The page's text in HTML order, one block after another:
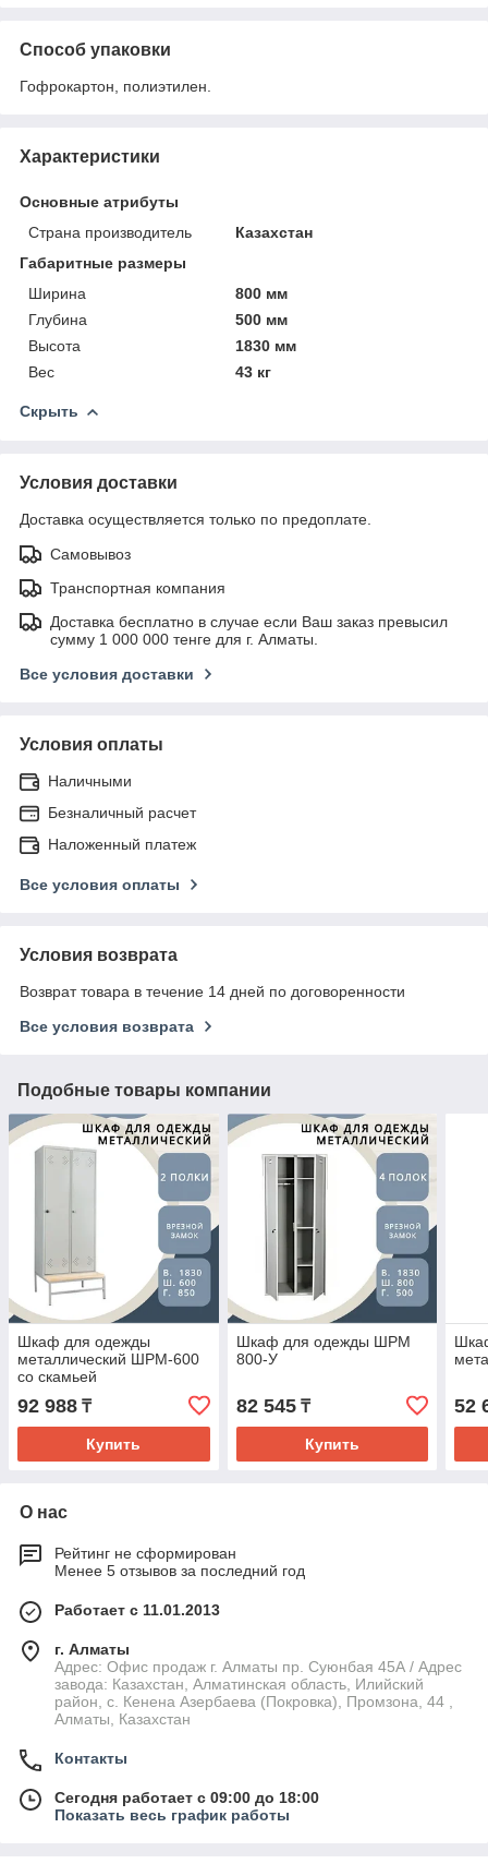
Способ упаковки
Гофрокартон, полиэтилен.
Характеристики
Основные атрибуты
Страна производитель
Казахстан
Габаритные размеры
Ширина
800 мм
Глубина
500 мм
Высота
1830 мм
Вес
43 кг
Скрыть
Условия доставки
Доставка осуществляется только по предоплате.
Самовывоз
Транспортная компания
Доставка бесплатно в случае если Ваш заказ превысил
сумму 1 000 000 тенге для г. Алматы.
Все условия доставки
Условия оплаты
Наличными
Безналичный расчет
Наложенный платеж
Все условия оплаты
Условия возврата
Возврат товара в течение 14 дней по договоренности
Все условия возврата
Подобные товары компании
Шкаф для одежды
металлический ШРМ-600
со скамьей
92 988 ₸
Купить
Шкаф для одежды ШРМ
800-У
82 545₸
Купить
52
О нас
Рейтинг не сформирован
Менее 5 отзывов за последний год
Работает с 11.01.2013
г. Алматы
Адрес: Офис продаж г. Алматы пр. Суюнбая 45А / Адрес
завода: Казахстан, Алматинская область, Илийский
район, ​с. Кенена Азербаева (Покровка), Промзона, 44​ ,
Алматы, Казахстан
Контакты
Сегодня работает с 09:00 до 18:00
Показать весь график работы